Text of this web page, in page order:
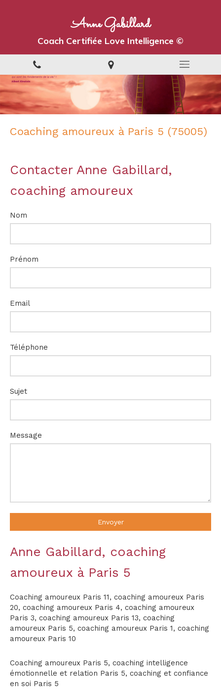
Anne Gabillard
Coach Certifiée Love Intelligence ©
Coaching amoureux à Paris 5 (75005)
Contacter Anne Gabillard,
coaching amoureux
Nom
Prénom
Email
Téléphone
Sujet
Message
Envoyer
Anne Gabillard, coaching
amoureux à Paris 5
Coaching amoureux Paris 11, coaching amoureux Paris
20, coaching amoureux Paris 4, coaching amoureux
Paris 3, coaching amoureux Paris 13, coaching
amoureux Paris 5, coaching amoureux Paris 1, coaching
amoureux Paris 10
Coaching amoureux Paris 5, coaching intelligence
émotionnelle et relation Paris 5, coaching et confiance
en soi Paris 5